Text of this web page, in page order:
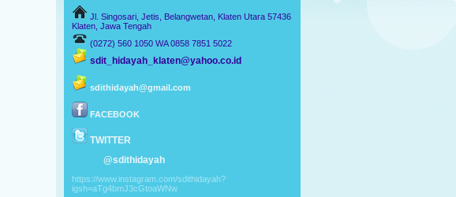
Jl. Singosari, Jetis, Belangwetan, Klaten Utara 57436
Klaten, Jawa Tengah
(0272) 560 1050 WA 0858 7851 5022
sdit_hidayah_klaten@yahoo.co.id
sdithidayah@gmail.com
FACEBOOK
TWITTER
@sdithidayah
https://www.instagram.com/sdithidayah?
igsh=aTg4bmJ3cGtoaWNw